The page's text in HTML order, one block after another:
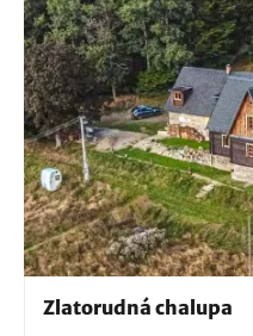
Zlatorudná chalupa